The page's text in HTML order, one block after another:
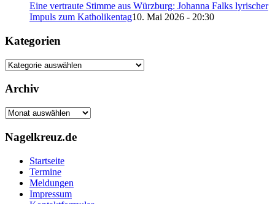
Eine vertraute Stimme aus Würzburg: Johanna Falks lyrischer
Impuls zum Katholikentag10. Mai 2026 - 20:30
Kategorien
Kategorien
Archiv
Archiv
Nagelkreuz.de
Startseite
Termine
Meldungen
Impressum